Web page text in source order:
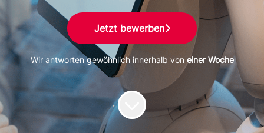
Jetzt bewerben
Wir antworten gewöhnlich innerhalb von einer Woche